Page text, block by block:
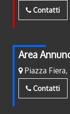
Contatti
Area
Piazza
Contatti